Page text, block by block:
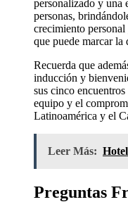
personalizado y una
personas,
crecimiento
que puede marcar la
Recuerda que
inducción y
sus cinco
equipo y el
Latinoamérica y el
Leer Más:
Preguntas